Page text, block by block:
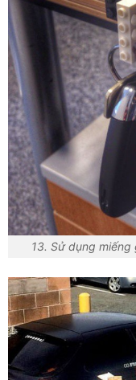
13. Sử dụng miếng